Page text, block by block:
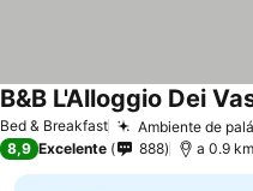
Bed & Breakfast Ambiente de
B&B L'Alloggio Dei
8,9 Excelente 888 a 0.9